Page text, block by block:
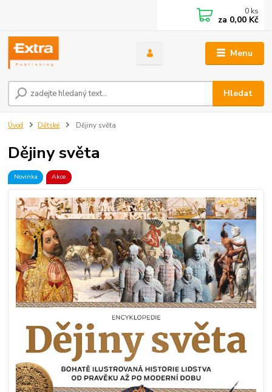
Menu
Hledat
0 ks
za 0,00 Kč
Úvod Dětské Dějiny světa
Dějiny světa
Novinka Akce